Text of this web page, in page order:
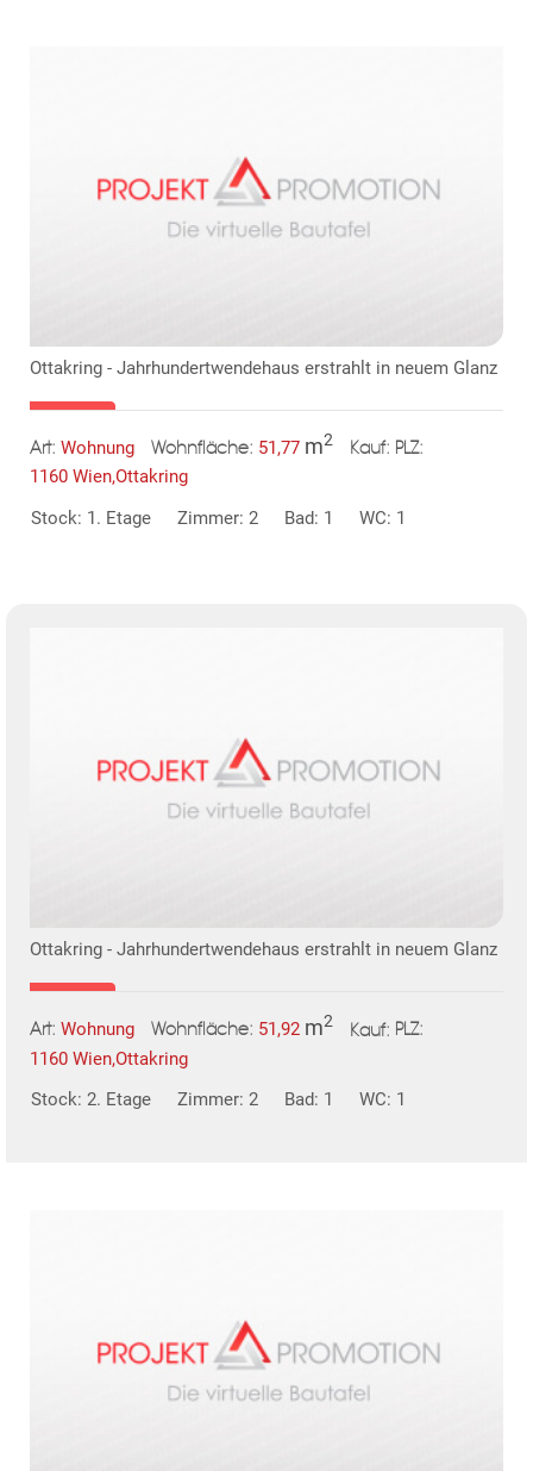
Ottakring - Jahrhundertwendehaus erstrahlt in neuem Glanz
Art: Wohnung Wohnfläche: 51,77 m2 Kauf: PLZ:
1160 Wien,Ottakring
Stock: 1. Etage
Zimmer: 2 Bad: 1 WC: 1
Ottakring - Jahrhundertwendehaus erstrahlt in neuem Glanz
Art: Wohnung Wohnfläche: 51,92 m2 Kauf: PLZ:
1160 Wien,Ottakring
Stock: 2. Etage
Zimmer: 2 Bad: 1 WC: 1